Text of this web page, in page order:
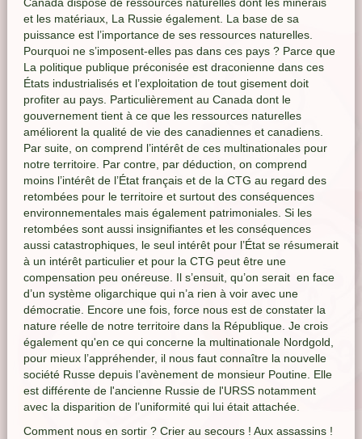
Canada dispose de ressources naturelles dont les minerais
et les matériaux, La Russie également. La base de sa
puissance est l’importance de ses ressources naturelles.
Pourquoi ne s’imposent-elles pas dans ces pays ? Parce que
La politique publique préconisée est draconienne dans ces
États industrialisés et l’exploitation de tout gisement doit
profiter au pays. Particulièrement au Canada dont le
gouvernement tient à ce que les ressources naturelles
améliorent la qualité de vie des canadiennes et canadiens.
Par suite, on comprend l’intérêt de ces multinationales pour
notre territoire. Par contre, par déduction, on comprend
moins l’intérêt de l’État français et de la CTG au regard des
retombées pour le territoire et surtout des conséquences
environnementales mais également patrimoniales. Si les
retombées sont aussi insignifiantes et les conséquences
aussi catastrophiques, le seul intérêt pour l’État se résumerait
à un intérêt particulier et pour la CTG peut être une
compensation peu onéreuse. Il s’ensuit, qu’on serait en face
d’un système oligarchique qui n’a rien à voir avec une
démocratie. Encore une fois, force nous est de constater la
nature réelle de notre territoire dans la République. Je crois
également qu'en ce qui concerne la multinationale Nordgold,
pour mieux l’appréhender, il nous faut connaître la nouvelle
société Russe depuis l’avènement de monsieur Poutine. Elle
est différente de l'ancienne Russie de l'URSS notamment
avec la disparition de l’uniformité qui lui était attachée.
Comment nous en sortir ? Crier au secours ! Aux assassins !